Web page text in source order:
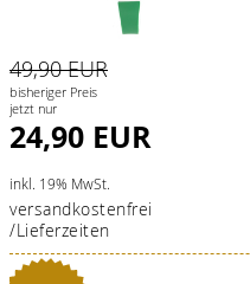
49,90 EUR
bisheriger Preis
jetzt nur
24,90 EUR
inkl. 19% MwSt.
versandkostenfrei
/Lieferzeiten